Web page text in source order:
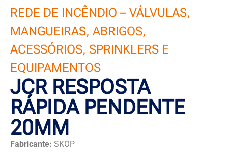
REDE DE INCÊNDIO – VÁLVULAS,
MANGUEIRAS, ABRIGOS,
ACESSÓRIOS, SPRINKLERS E
EQUIPAMENTOS
JCR RESPOSTA
RÁPIDA PENDENTE
20MM
Fabricante: SKOP